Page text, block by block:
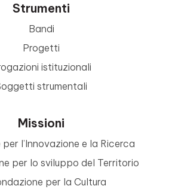
Strumenti
Bandi
Progetti
istituzionali
strumentali
Missioni
l’Innovazione e la Ricerca
per lo sviluppo del Territorio
per la Cultura